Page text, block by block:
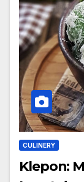
CULINERY
Klepon: